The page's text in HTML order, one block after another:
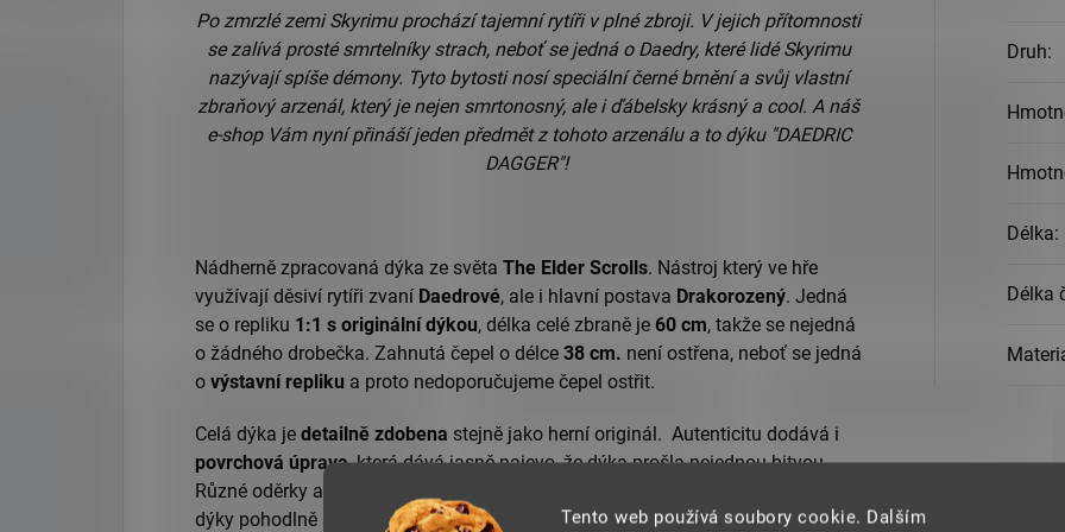
Tento web používá soubory cookie. Dalším
Po zmrzlé zemi Skyrimu prochází tajemní rytíři v plné zbroji. V jejich přítomnosti
se zalívá prosté smrtelníky strach, neboť se jedná o Daedry, které lidé Skyrimu
nazývají spíše démony. Tyto bytosti nosí speciální černé brnění a svůj vlastní
zbraňový arzenál, který je nejen smrtonosný, ale i ďábelsky krásný a cool. A náš
e-shop Vám nyní přináší jeden předmět z tohoto arzenálu a to dýku "DAEDRIC
DAGGER"!
Nádherně zpracovaná dýka ze světa The Elder Scrolls. Nástroj který ve hře
využívají děsiví rytíři zvaní Daedrové, ale i hlavní postava Drakorozený. Jedná
se o repliku 1:1 s originální dýkou, délka celé zbraně je 60 cm, takže se nejedná
o žádného drobečka. Zahnutá čepel o délce 38 cm. není ostřena, neboť se jedná
o výstavní repliku a proto nedoporučujeme čepel ostřit.
Celá dýka je detailně zdobena stejně jako herní originál. Autenticitu dodává i
povrchová úprava, která dává jasně najevo, že dýka prošla nejednou bitvou.
Různé oděrky a slabší barva nejsou závadou, ale designovým prvkem. Rukojeť
dýky pohodlně sedne do ruky a proto dýku můžete krom výstavních účelů užít i
Druh:
Délka:
Délka